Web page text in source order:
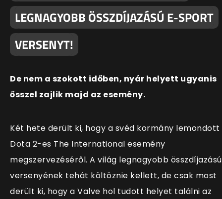
LEGNAGYOBB ÖSSZDÍJAZÁSÚ E-SPORT
VERSENYT!
De nem a szokott időben, nyár helyett ugyanis
ősszel zajlik majd az esemény.
Két hete derült ki, hogy a svéd kormány lemondott
Dota 2-es The International esemény
megszervezéséről. A világ legnagyobb összdíjazású
versenyének tehát költöznie kellett, de csak most
derült ki, hogy a Valve hol tudott helyet találni az